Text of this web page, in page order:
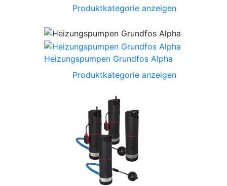
Produktkategorie anzeigen
Heizungspumpen Grundfos Alpha
Produktkategorie anzeigen